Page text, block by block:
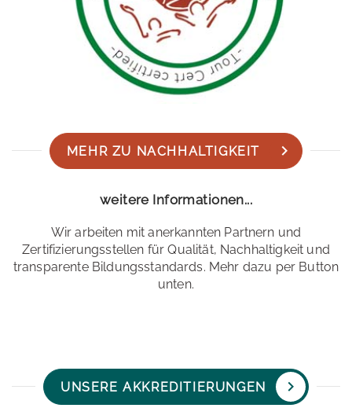
MEHR ZU NACHHALTIGKEIT
weitere Informationen...
Wir arbeiten mit anerkannten Partnern und
Zertifizierungsstellen für Qualität, Nachhaltigkeit und
transparente Bildungsstandards. Mehr dazu per Button
unten.
UNSERE AKKREDITIERUNGEN